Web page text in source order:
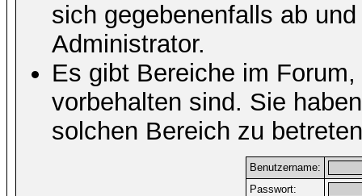
sich gegebenenfalls ab
Administrator.
Es gibt Bereiche im
vorbehalten sind. Sie
solchen Bereich zu
Benutzername:
Passwort: